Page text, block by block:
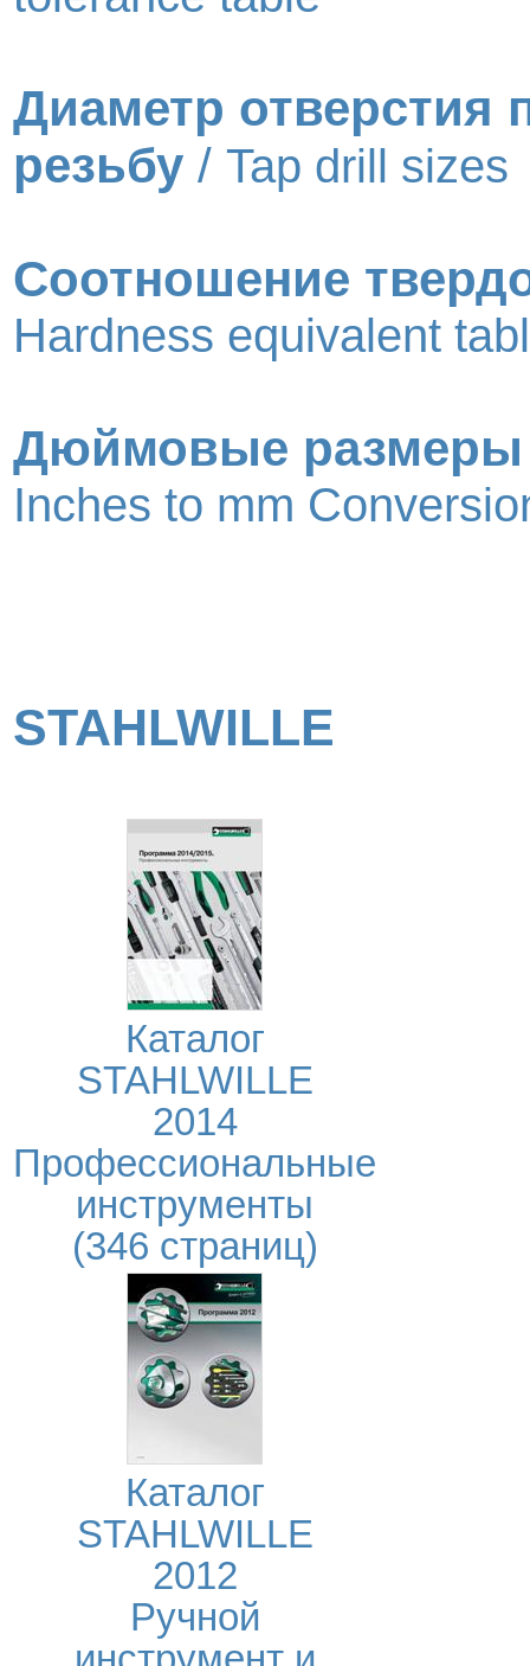
Диаметр отверстия
резьбу / Tap drill sizes
Соотношение
Hardness equivalent
Дюймовые
Inches to mm
STAHLWILLE
Каталог
STAHLWILLE
2014
Профессиональные
инструменты
(346 страниц)
Каталог
STAHLWILLE
2012
Ручной